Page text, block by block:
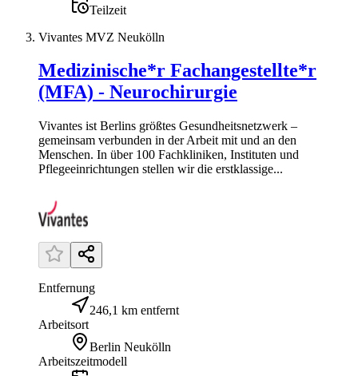
Teilzeit
Vivantes MVZ Neukölln
Medizinische*r Fachangestellte*r
(MFA) - Neurochirurgie
Vivantes ist Berlins größtes Gesundheitsnetzwerk –
gemeinsam verbunden in der Arbeit mit und an den
Menschen. In über 100 Fachkliniken, Instituten und
Pflegeeinrichtungen stellen wir die erstklassige...
Entfernung
246,1 km entfernt
Arbeitsort
Berlin Neukölln
Arbeitszeitmodell